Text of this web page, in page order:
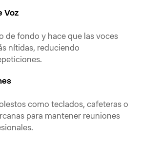
Voz
de fondo y hace que las voces
nítidas, reduciendo
como teclados, cafeteras o
para mantener reuniones